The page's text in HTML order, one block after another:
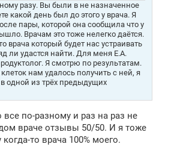
разу. Вы были в не назначенное
какой день был до этого у врача. Я
пары, которой она сообщила что у
Врачам это тоже нелегко даётся.
врача который будет нас устраивать
ли удастся найти. Для меня Е.А.
Я смотрю по результатам.
нам удалось получить с ней, я
одной из трёх предыдущих
по-разному и раз на раз не
враче отзывы 50/50. И я тоже
то врача 100% моего.